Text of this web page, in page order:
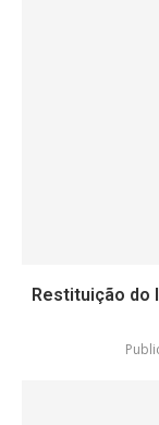
Restituição do